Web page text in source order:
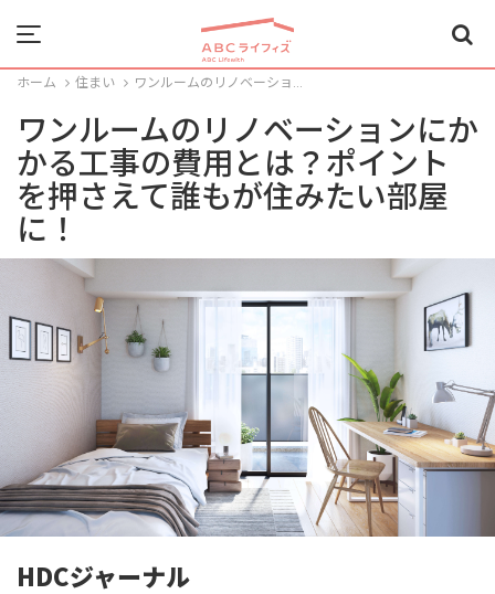
Menu
ホーム 住まい ワンルームのリノベーショ...
ワンルームのリノベーションにか
かる工事の費用とは？ポイント
を押さえて誰もが住みたい部屋
に！
HDCジャーナル